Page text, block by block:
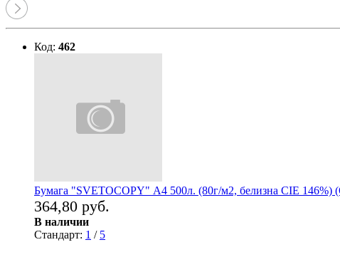
Код: 462
Бумага "SVETOCOPY" А4 500л. (80г/м2, белизна CIE 146%)
364,80 руб.
В наличии
Стандарт: 1 / 5